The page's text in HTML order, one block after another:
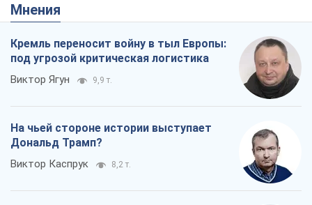
Мнения
Кремль переносит войну в тыл Европы:
под угрозой критическая логистика
Виктор Ягун 9,9 т.
На чьей стороне истории выступает
Дональд Трамп?
Виктор Каспрук 8,2 т.